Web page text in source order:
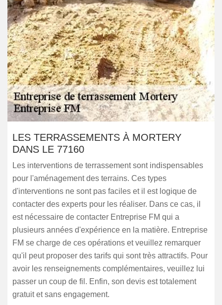
LES TERRASSEMENTS À MORTERY
DANS LE 77160
Les interventions de terrassement sont indispensables
pour l'aménagement des terrains. Ces types
d'interventions ne sont pas faciles et il est logique de
contacter des experts pour les réaliser. Dans ce cas, il
est nécessaire de contacter Entreprise FM qui a
plusieurs années d'expérience en la matière. Entreprise
FM se charge de ces opérations et veuillez remarquer
qu'il peut proposer des tarifs qui sont très attractifs. Pour
avoir les renseignements complémentaires, veuillez lui
passer un coup de fil. Enfin, son devis est totalement
gratuit et sans engagement.